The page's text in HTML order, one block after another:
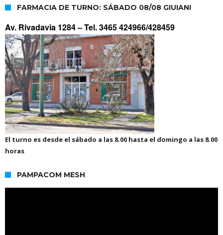
FARMACIA DE TURNO: SÁBADO 08/08 GIUIANI
Av. Rivadavia 1284 –Tel. 3465 424966/428459
El turno es desde el sábado a las 8.00 hasta el domingo a las 8.00
horas
PAMPACOM MESH